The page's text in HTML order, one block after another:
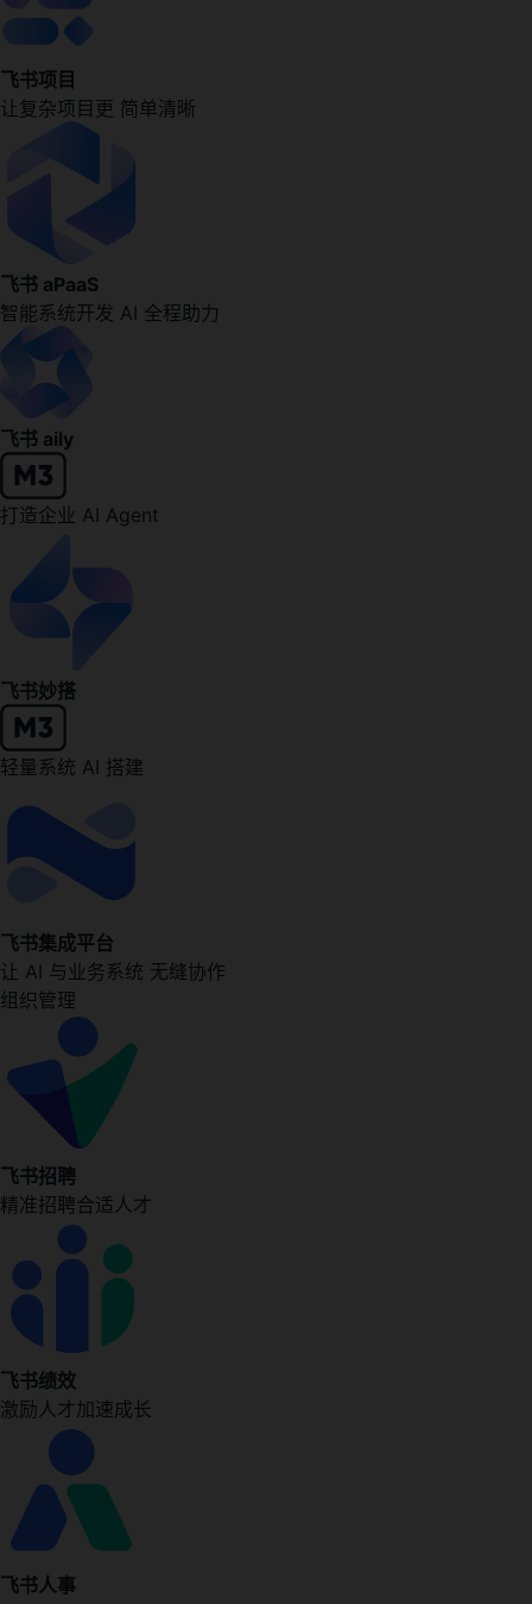
飞书项目
让复杂项目更 简单清晰
飞书 aPaaS
智能系统开发 AI 全程助力
飞书 aily
打造企业 AI Agent
飞书妙搭
轻量系统 AI 搭建
飞书集成平台
让 AI 与业务系统 无缝协作
组织管理
飞书招聘
精准招聘合适人才
飞书绩效
激励人才加速成长
飞书人事